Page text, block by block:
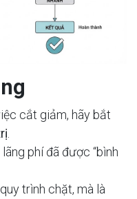
cắt giảm, hãy bắt
phí đã được “bình
trình chặt, mà là